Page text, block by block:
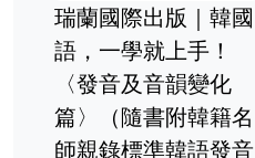
瑞蘭國際出版｜韓國
語，一學就上手！
〈發音及音韻變化
篇〉（隨書附韓籍名
師親錄標準韓語發音